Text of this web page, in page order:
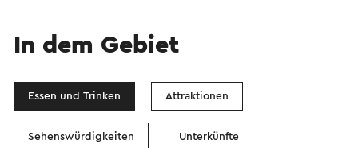
In dem Gebiet
Essen und Trinken Attraktionen
Sehenswürdigkeiten Unterkünfte